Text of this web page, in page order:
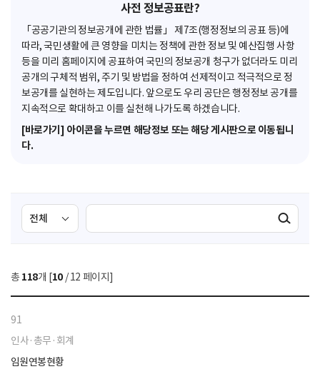
사전 정보공표란?
「공공기관의 정보공개에 관한 법률」 제7조(행정정보의 공표 등)에
따라, 국민생활에 큰 영향을 미치는 정책에 관한 정보 및 예산집행 사항
등을 미리 홈페이지에 공표하여 국민의 정보공개 청구가 없더라도 미리
공개의 구체적 범위, 주기 및 방법을 정하여 선제적이고 적극적으로 정
보공개를 실현하는 제도입니다. 앞으로도 우리 공단은 행정정보 공개를
지속적으로 확대하고 이를 실천해 나가도록 하겠습니다.
[바로가기] 아이콘을 누르면 해당정보 또는 해당 게시판으로 이동됩니
다.
검
색
선
택
색
검색실행
총 118개 [10 / 12 페이지]
91
인사·총무·회계
임원연봉현황